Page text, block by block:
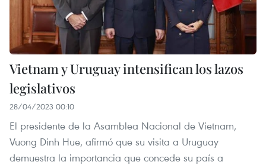
Vietnam y Uruguay intensifican los lazos
legislativos
28/04/2023 00:10
El presidente de la Asamblea Nacional de Vietnam,
Vuong Dinh Hue, afirmó que su visita a Uruguay
demuestra la importancia que concede su país a